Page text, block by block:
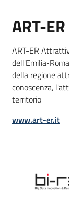
Area
stampa
Seguici
ART-ER
ART-ER
dell'Emilia-
della regione
conoscenza,
territorio
www.art-er.it